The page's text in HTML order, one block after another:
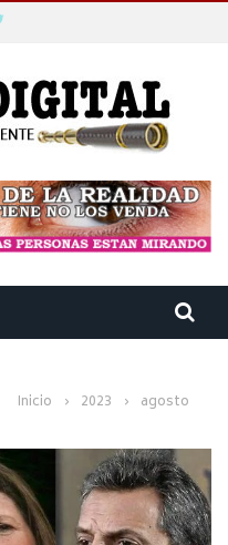
Inicio › 2023 › agosto